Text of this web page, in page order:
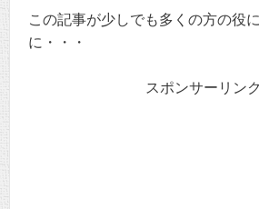
この記事が少しでも多くの方の役
に・・・
スポンサーリンク